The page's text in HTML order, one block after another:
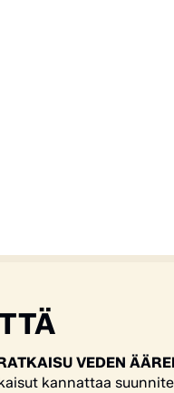
VEDEN
kannattaa